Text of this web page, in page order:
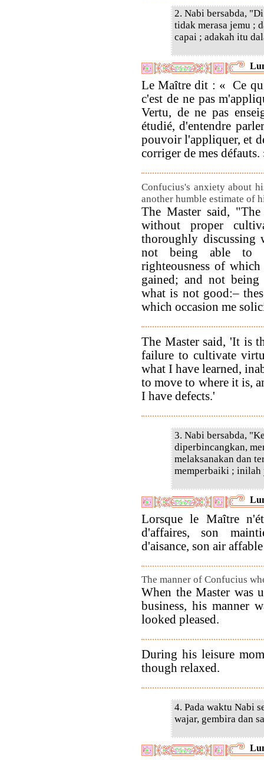
2. Nabi bersabda,
tidak merasa jemu ;
capai ; adakah itu
Le Maître dit : « Ce
c'est de ne pas
Vertu, de ne pas
étudié, d'entendre
pouvoir l'appliquer, et
corriger de mes défauts.
Confucius's anxiety about
another humble estimate of
The Master said,
without proper
thoroughly discussing
not being able to
righteousness of
gained; and not being
what is not good:–
which occasion me
The Master said, 'It is
failure to cultivate
what I have learned,
to move to where it is,
I have defects.'
3. Nabi bersabda,
diperbincangkan,
melaksanakan dan
memperbaiki ; inilah
Lorsque le Maître
d'affaires, son
d'aisance, son air
The manner of Confucius
When the Master was
business, his manner
looked pleased.
During his leisure
though relaxed.
4. Pada waktu Nabi
wajar, gembira dan